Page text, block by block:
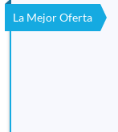
La Mejor Oferta